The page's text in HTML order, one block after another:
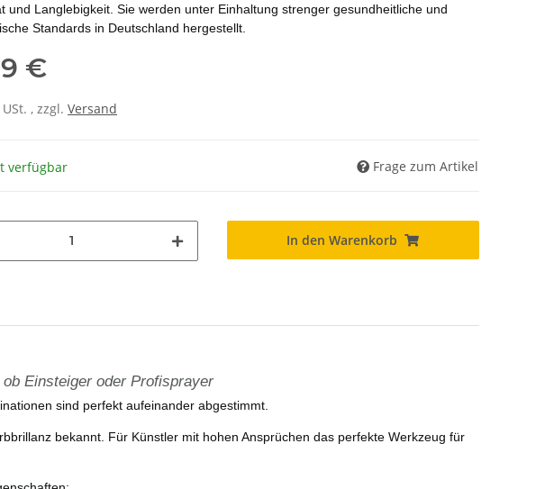
und Langlebigkeit. Sie werden unter Einhaltung strenger gesundheitliche und
Standards in Deutschland hergestellt.
€
, zzgl. Versand
verfügbar Frage zum Artikel
In den Warenkorb
Einsteiger oder Profisprayer
sind perfekt aufeinander abgestimmt.
bekannt. Für Künstler mit hohen Ansprüchen das perfekte Werkzeug für